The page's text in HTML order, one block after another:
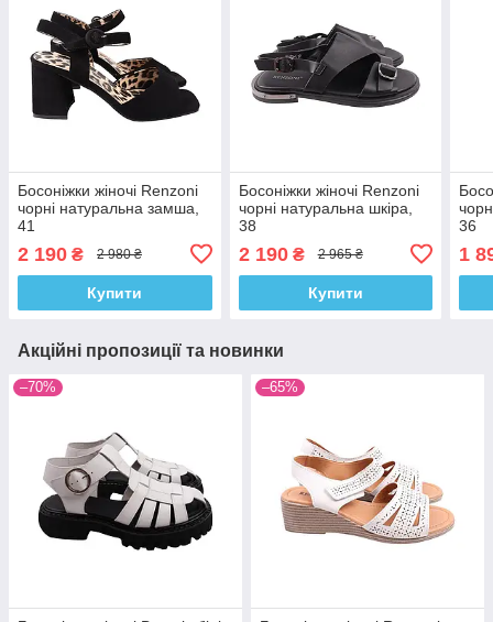
Босоніжки жіночі Renzoni
чорні натуральна замша,
41
2 190 ₴ 2 980 ₴
Купити
Босоніжки жіночі Renzoni
чорні натуральна шкіра,
38
2 190₴ 2 965 ₴
Купити
36
1
Акційні пропозиції та новинки
–70% –65%